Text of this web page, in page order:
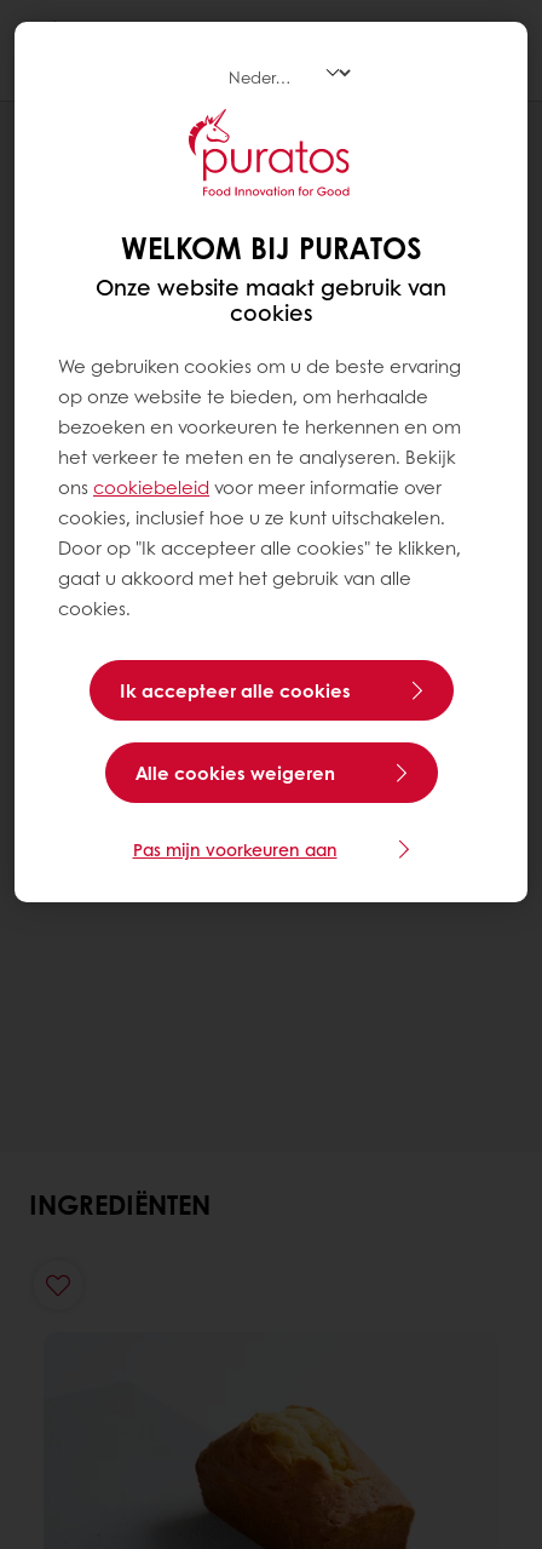
TEGRAL 4EVER CAKE BASISRECEPT
INGREDIËNTEN
WELKOM BIJ PURATOS
Onze website maakt gebruik van
cookies
We gebruiken cookies om u de beste ervaring
op onze website te bieden, om herhaalde
bezoeken en voorkeuren te herkennen en om
het verkeer te meten en te analyseren. Bekijk
ons ​​cookiebeleid voor meer informatie over
cookies, inclusief hoe u ze kunt uitschakelen.
Door op "Ik accepteer alle cookies" te klikken,
gaat u akkoord met het gebruik van alle
cookies.
Ik accepteer alle cookies
Alle cookies weigeren
Pas mijn voorkeuren aan